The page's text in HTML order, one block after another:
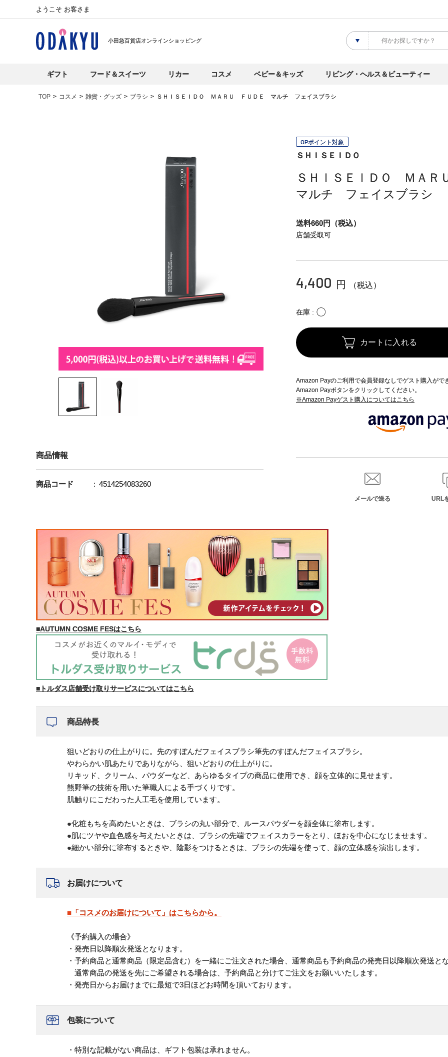
ようこそ お客さま
小田急百貨店オンラインショッピング
ギフト フード＆スイーツ リカー コスメ ベビー＆キッズ リビング・ヘルス＆ビューティー
TOP コスメ 雑貨・グッズ ブラシ ＳＨＩＳＥＩＤＯ ＭＡＲＵ ＦＵＤＥ マルチ フェイスブラシ
OPポイント対象
ＳＨＩＳＥＩＤＯ
ＳＨＩＳＥＩＤＯ ＭＡ
マルチ フェイスブラシ
送料660円（税込）
店舗受取可
4,400 円 （税込）
在庫 〇
カートに入れる
Amazon Payのご利用で会員登録なしでゲスト購入がで
Amazon Payボタンをクリックしてください。
※Amazon Payゲスト購入についてはこちら
メールで送る URL
商品情報
商品コード 4514254083260
■AUTUMN COSME FESはこちら
■トルダス店舗受け取りサービスについてはこちら
商品特長
狙いどおりの仕上がりに。先のすぼんだフェイスブラシ筆先のすぼんだフェイスブラシ。
やわらかい肌あたりでありながら、狙いどおりの仕上がりに。
リキッド、クリーム、パウダーなど、あらゆるタイプの商品に使用でき、顔を立体的に見せます。
熊野筆の技術を用いた筆職人による手づくりです。
肌触りにこだわった人工毛を使用しています。
●化粧もちを高めたいときは、ブラシの丸い部分で、ルースパウダーを顔全体に塗布します。
●肌にツヤや血色感を与えたいときは、ブラシの先端でフェイスカラーをとり、ほおを中心になじませます。
●細かい部分に塗布するときや、陰影をつけるときは、ブラシの先端を使って、顔の立体感を演出します。
お届けについて
■「コスメのお届けについて」はこちらから。
《予約購入の場合》
・発売日以降順次発送となります。
・予約商品と通常商品（限定品含む）を一緒にご注文された場合、通常商品も予約商品の発売日以降順次発送と
通常商品の発送を先にご希望される場合は、予約商品と分けてご注文をお願いいたします。
・発売日からお届けまでに最短で3日ほどお時間を頂いております。
包装について
・特別な記載がない商品は、ギフト包装は承れません。